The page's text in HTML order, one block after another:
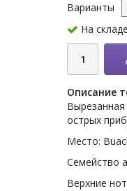
Варианты
На складе
Описание
острых
Место:
Семейство
Верхние